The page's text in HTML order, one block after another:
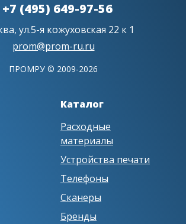
(495) 649-97-56
ул.5-я кожуховская 22 к 1
prom@prom-ru.ru
ПРОМРУ © 2009-2026
Каталог
Расходные
материалы
Устройства печати
Телефоны
Сканеры
Бренды